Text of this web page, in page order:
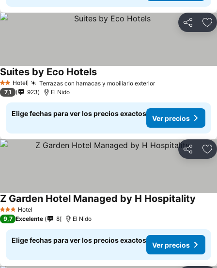
Compartir
2 Estrellas
Hotel Terrazas con hamacas y mobiliario exterior
Suites by Eco Hotels
7,1 923 El Nido
Elige fechas para ver los precios exactos
Ver precios
Compartir
3 Estrellas
Hotel
Z Garden Hotel Managed by H Hospitality
9,7 Excelente 8 El Nido
Elige fechas para ver los precios exactos
Ver precios